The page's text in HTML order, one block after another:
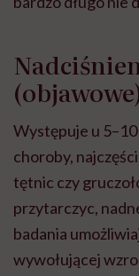
Występuje u
choroby,
tętnic czy
przytarczyc,
badania
wywołującej